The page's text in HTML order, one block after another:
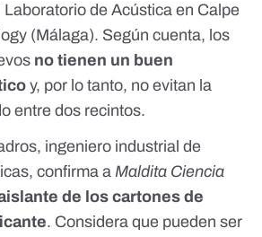
de Acústica en Calpe
(Málaga). Según cuenta, los
no tienen un buen
y, por lo tanto, no evitan la
entre dos recintos.
ingeniero industrial de
confirma a Maldita Ciencia
de los cartones de
. Considera que pueden ser